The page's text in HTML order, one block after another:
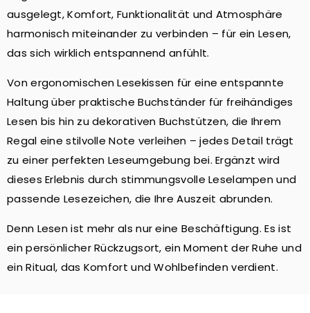
ausgelegt, Komfort, Funktionalität und Atmosphäre
harmonisch miteinander zu verbinden – für ein Lesen,
das sich wirklich entspannend anfühlt.
Von ergonomischen Lesekissen für eine entspannte
Haltung über praktische Buchständer für freihändiges
Lesen bis hin zu dekorativen Buchstützen, die Ihrem
Regal eine stilvolle Note verleihen – jedes Detail trägt
zu einer perfekten Leseumgebung bei. Ergänzt wird
dieses Erlebnis durch stimmungsvolle Leselampen und
passende Lesezeichen, die Ihre Auszeit abrunden.
Denn Lesen ist mehr als nur eine Beschäftigung. Es ist
ein persönlicher Rückzugsort, ein Moment der Ruhe und
ein Ritual, das Komfort und Wohlbefinden verdient.